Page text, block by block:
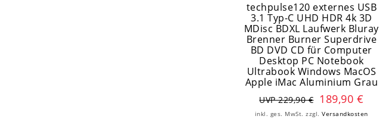
techpulse120 externes USB
3.1 Typ-C UHD HDR 4k 3D
MDisc BDXL Laufwerk Bluray
Brenner Burner Superdrive
BD DVD CD für Computer
Desktop PC Notebook
Ultrabook Windows MacOS
Apple iMac Aluminium Grau
UVP 229,90 € 189,90 €
inkl. ges. MwSt. zzgl.Versandkosten